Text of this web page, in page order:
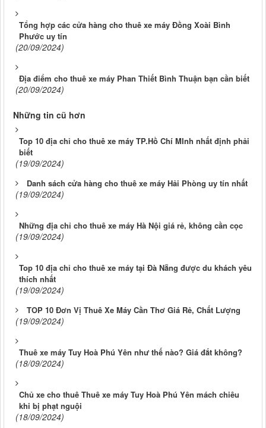
Tổng hợp các cửa hàng cho thuê xe máy Đồng Xoài Bình
Phước uy tín
(20/09/2024)
Địa điểm cho thuê xe máy Phan Thiết Bình Thuận bạn cần biết
(20/09/2024)
Những tin cũ hơn
Top 10 địa chỉ cho thuê xe máy TP.Hồ Chí MInh nhất định phải
biết
(19/09/2024)
Danh sách cửa hàng cho thuê xe máy Hải Phòng uy tín nhất
(19/09/2024)
Những địa chỉ cho thuê xe máy Hà Nội giá rẻ, không cần cọc
(19/09/2024)
Top 10 địa chỉ cho thuê xe máy tại Đà Nẵng được du khách yêu
thích nhất
(19/09/2024)
TOP 10 Đơn Vị Thuê Xe Máy Cần Thơ Giá Rẻ, Chất Lượng
(19/09/2024)
Thuê xe máy Tuy Hoà Phú Yên như thế nào? Giá đắt không?
(18/09/2024)
Chủ xe cho thuê Thuê xe máy Tuy Hoà Phú Yên mách chiêu
khi bị phạt nguội
(18/09/2024)